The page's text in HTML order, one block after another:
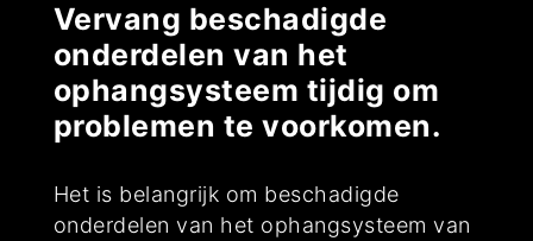
Vervang beschadigde
onderdelen van het
ophangsysteem tijdig om
problemen te voorkomen.
Het is belangrijk om beschadigde
onderdelen van het ophangsysteem van